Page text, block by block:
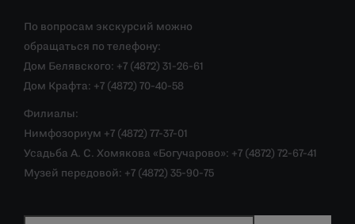
По вопросам экскурсий можно
обращаться по телефону:
Дом Белявского: +7 (4872) 31-26-61
Дом Крафта: +7 (4872) 70-40-58
Филиалы:
Нимфозориум +7 (4872) 77-37-01
Усадьба А. С. Хомякова «Богучарово»: +7 (4872) 72-67-41
Музей передовой: +7 (4872) 35-90-75